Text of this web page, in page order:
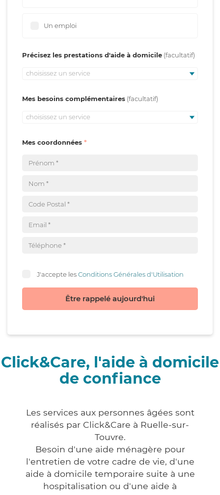
Un emploi
Précisez les prestations d'aide à domicile
choisissez un service
Mes besoins complémentaires
choisissez un service
Mes coordonnées
J'accepte lesConditions Générales d'Utilisation
Être rappelé aujourd'hui
Click&Care, l'aide à domicile
de confiance
Les services aux personnes âgées sont
réalisés par Click&Care à Ruelle-sur-
Touvre.
Besoin d'une aide ménagère pour
l'entretien de votre cadre de vie, d'une
aide à domicile temporaire suite à une
hospitalisation ou d'une aide à